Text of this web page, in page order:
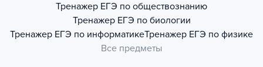
Тренажер ЕГЭ по обществознанию
Тренажер ЕГЭ по биологии
Тренажер ЕГЭ по информатикеТренажер ЕГЭ по физике
Все предметы